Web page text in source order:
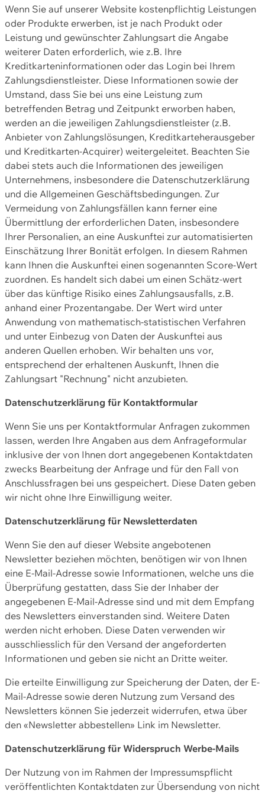
Wenn Sie auf unserer Website kostenpflichtig Leistungen
oder Produkte erwerben, ist je nach Produkt oder
Leistung und gewünschter Zahlungsart die Angabe
weiterer Daten erforderlich, wie z.B. Ihre
Kreditkarteninformationen oder das Login bei Ihrem
Zahlungsdienstleister. Diese Informationen sowie der
Umstand, dass Sie bei uns eine Leistung zum
betreffenden Betrag und Zeitpunkt erworben haben,
werden an die jeweiligen Zahlungsdienstleister (z.B.
Anbieter von Zahlungslösungen, Kreditkarteherausgeber
und Kreditkarten-Acquirer) weitergeleitet. Beachten Sie
dabei stets auch die Informationen des jeweiligen
Unternehmens, insbesondere die Datenschutzerklärung
und die Allgemeinen Geschäftsbedingungen. Zur
Vermeidung von Zahlungsfällen kann ferner eine
Übermittlung der erforderlichen Daten, insbesondere
Ihrer Personalien, an eine Auskunftei zur automatisierten
Einschätzung Ihrer Bonität erfolgen. In diesem Rahmen
kann Ihnen die Auskunftei einen sogenannten Score-Wert
zuordnen. Es handelt sich dabei um einen Schätz-wert
über das künftige Risiko eines Zahlungsausfalls, z.B.
anhand einer Prozentangabe. Der Wert wird unter
Anwendung von mathematisch-statistischen Verfahren
und unter Einbezug von Daten der Auskunftei aus
anderen Quellen erhoben. Wir behalten uns vor,
entsprechend der erhaltenen Auskunft, Ihnen die
Zahlungsart "Rechnung" nicht anzubieten.
Datenschutzerklärung für Kontaktformular
Wenn Sie uns per Kontaktformular Anfragen zukommen
lassen, werden Ihre Angaben aus dem Anfrageformular
inklusive der von Ihnen dort angegebenen Kontaktdaten
zwecks Bearbeitung der Anfrage und für den Fall von
Anschlussfragen bei uns gespeichert. Diese Daten geben
wir nicht ohne Ihre Einwilligung weiter.
Datenschutzerklärung für Newsletterdaten
Wenn Sie den auf dieser Website angebotenen
Newsletter beziehen möchten, benötigen wir von Ihnen
eine E-Mail-Adresse sowie Informationen, welche uns die
Überprüfung gestatten, dass Sie der Inhaber der
angegebenen E-Mail-Adresse sind und mit dem Empfang
des Newsletters einverstanden sind. Weitere Daten
werden nicht erhoben. Diese Daten verwenden wir
ausschliesslich für den Versand der angeforderten
Informationen und geben sie nicht an Dritte weiter.
Die erteilte Einwilligung zur Speicherung der Daten, der E-
Mail-Adresse sowie deren Nutzung zum Versand des
Newsletters können Sie jederzeit widerrufen, etwa über
den «Newsletter abbestellen» Link im Newsletter.
Datenschutzerklärung für Widerspruch Werbe-Mails
Der Nutzung von im Rahmen der Impressumspflicht
veröffentlichten Kontaktdaten zur Übersendung von nicht